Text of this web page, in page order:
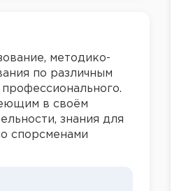
методико-
по различным
в своём
знания для
спорсменами